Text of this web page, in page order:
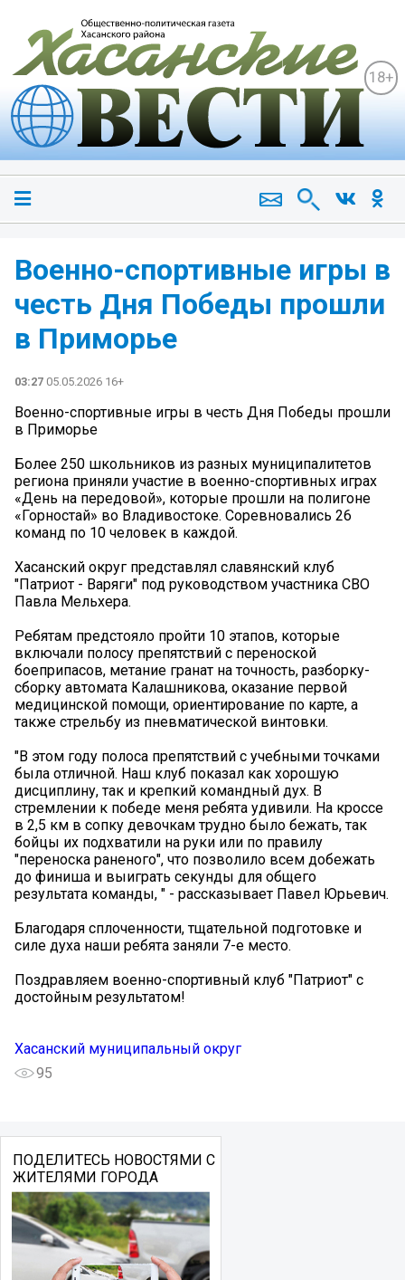
18+
Военно-спортивные игры в
честь Дня Победы прошли
в Приморье
03:27 05.05.2026 16+
Военно-спортивные игры в честь Дня Победы прошли
в Приморье
Более 250 школьников из разных муниципалитетов
региона приняли участие в военно-спортивных играх
«День на передовой», которые прошли на полигоне
«Горностай» во Владивостоке. Соревновались 26
команд по 10 человек в каждой.
Хасанский округ представлял славянский клуб
"Патриот - Варяги" под руководством участника СВО
Павла Мельхера.
Ребятам предстояло пройти 10 этапов, которые
включали полосу препятствий с переноской
боеприпасов, метание гранат на точность, разборку-
сборку автомата Калашникова, оказание первой
медицинской помощи, ориентирование по карте, а
также стрельбу из пневматической винтовки.
"В этом году полоса препятствий с учебными точками
была отличной. Наш клуб показал как хорошую
дисциплину, так и крепкий командный дух. В
стремлении к победе меня ребята удивили. На кроссе
в 2,5 км в сопку девочкам трудно было бежать, так
бойцы их подхватили на руки или по правилу
"переноска раненого", что позволило всем добежать
до финиша и выиграть секунды для общего
результата команды, " - рассказывает Павел Юрьевич.
Благодаря сплоченности, тщательной подготовке и
силе духа наши ребята заняли 7-е место.
Поздравляем военно-спортивный клуб "Патриот" с
достойным результатом!
Хасанский муниципальный округ
95
ПОДЕЛИТЕСЬ НОВОСТЯМИ С
ЖИТЕЛЯМИ ГОРОДА